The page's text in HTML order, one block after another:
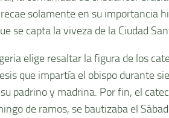
solamente en su importancia
se capta la viveza de la Ciudad
elige resaltar la figura de los
que impartía el obispo durante
padrino y madrina. Por fin, el
de ramos, se bautizaba el